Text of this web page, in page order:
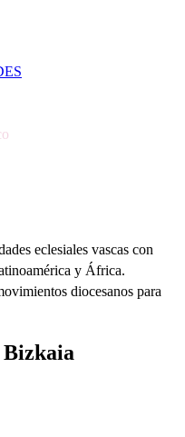
eclesiales vascas con
y África.
diocesanos para
Bizkaia